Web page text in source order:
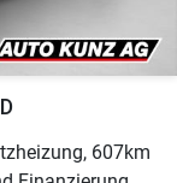
607km